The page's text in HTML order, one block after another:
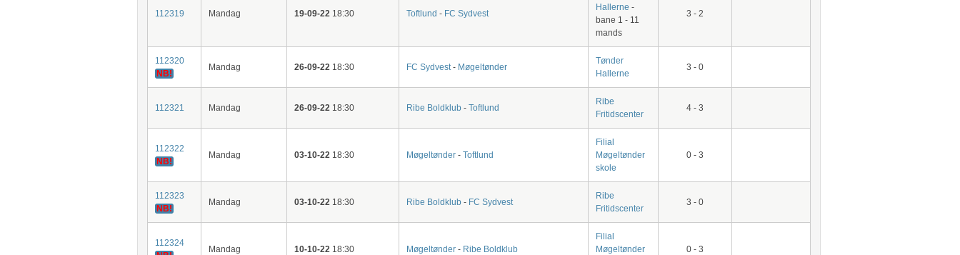
112319 Mandag 19-09-2218:30 Toftlund - FC Sydvest
Hallerne -
bane 1 - 11
mands
3 - 2
112320
NB!
Mandag 26-09-2218:30 FC Sydvest- Møgeltønder
Tønder
Hallerne
3 - 0
112321 Mandag 26-09-2218:30 Ribe Boldklub- Toftlund
Ribe
Fritidscenter
4 - 3
112322
NB!
Mandag 03-10-2218:30 Møgeltønder- Toftlund
Filial
Møgeltønder
skole
0 - 3
112323
NB!
Mandag 03-10-2218:30 Ribe Boldklub- FC Sydvest
Ribe
Fritidscenter
3 - 0
112324
Mandag 10-10-2218:30 Møgeltønder- Ribe Boldklub
Filial
Møgeltønder
0 - 3